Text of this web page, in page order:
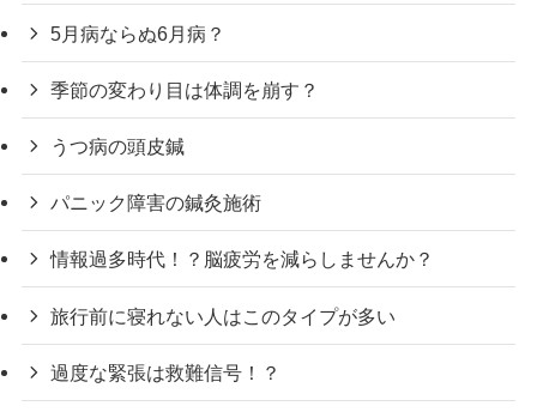
5月病ならぬ6月病？
季節の変わり目は体調を崩す？
うつ病の頭皮鍼
パニック障害の鍼灸施術
情報過多時代！？脳疲労を減らしませんか？
旅行前に寝れない人はこのタイプが多い
過度な緊張は救難信号！？